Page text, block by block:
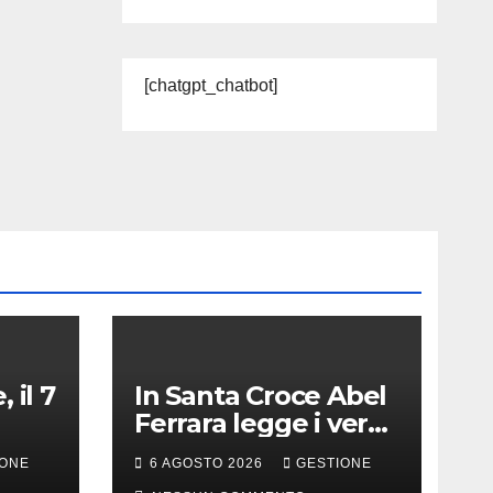
[chatgpt_chatbot]
il 7
In Santa Croce Abel
Ferrara legge i versi
di Gabriele Tinti per
Francesco d’Assisi
6 AGOSTO 2026 GESTIONE